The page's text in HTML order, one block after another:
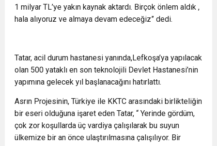
1 milyar TL’ye yakın kaynak aktardı. Birçok önlem aldık ,
hala alıyoruz ve almaya devam edeceğiz” dedi.
Tatar, acil durum hastanesi yanında,Lefkoşa’ya yapılacak
olan 500 yataklı en son teknolojili Devlet Hastanesi’nin
yapımına gelecek yıl başlanacağını hatırlattı.
Asrın Projesinin, Türkiye ile KKTC arasındaki birlikteliğin
bir eseri olduğuna işaret eden Tatar, “ Yerinde gördüm,
çok zor koşullarda üç vardiya çalışılarak bu suyun
ülkemize bir an önce ulaştırılmasına çalışılıyor. Bir